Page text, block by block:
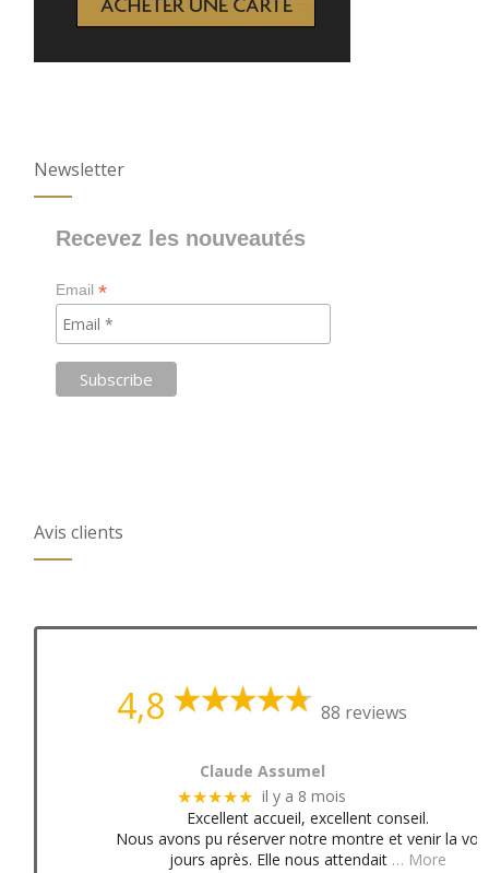
Newsletter
Recevez les nouveautés
Email*
Avis clients
4,8 88 reviews
Claude Assumel
★★★★★ il y a 8 mois
Excellent accueil, excellent conseil.
Nous avons pu réserver notre montre et venir la
jours après. Elle nous attendait … More